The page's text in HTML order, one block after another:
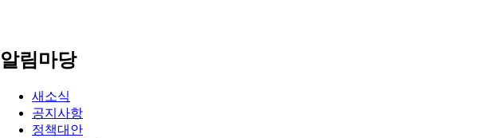
알림마당
새소식
공지사항
정책대안